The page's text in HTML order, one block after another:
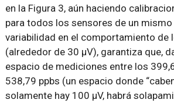
en la Figura 3, aún haciendo
para todos los sensores de un mismo
variabilidad en el comportamiento de
(alrededor de 30 µV), garantiza que,
espacio de mediciones entre los
538,79 ppbs (un espacio donde
solamente hay 100 µV, habrá